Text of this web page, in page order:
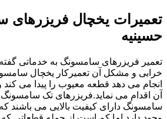
تعمیرات یخچال فریزرهای
حسینیه
تعمیر فریزرهای سامسونگ به خدماتی
خرابی و مشکل آن تعمیرکار یخچال
انجام می دهد قطعه معیوب را پیدا می
آن اقدام می نماید.فریزرهای تک سامسونگ
سامسونگ دارای کیفیت بالایی می باشند